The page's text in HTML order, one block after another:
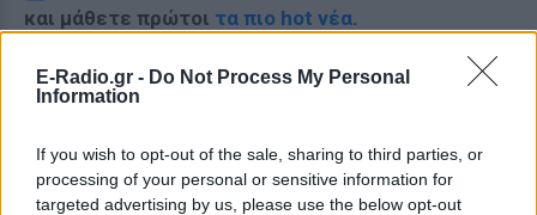
E-Radio.gr - Do Not Process My Personal
Information
If you wish to opt-out of the sale, sharing to third parties, or
processing of your personal or sensitive information for
targeted advertising by us, please use the below opt-out
και μάθετε πρώτοι τα πιο hot νέα.
Διαβάστε περισσότερα θέματα γιαΜόδα
Ομορφιά,Σχέσεις
Ακολουθήστε το E-Radio.gr και στο Instagram